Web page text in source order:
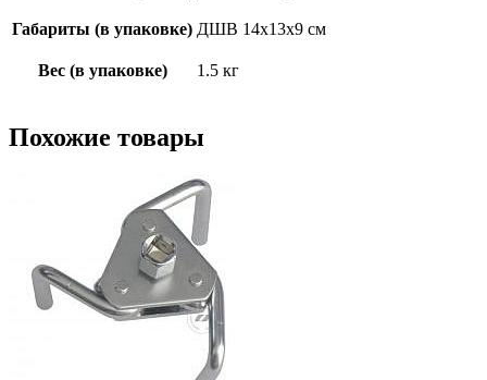
Габариты (в упаковке) ДШВ 14х13х9 см
Вес (в упаковке) 1.5 кг
Похожие товары